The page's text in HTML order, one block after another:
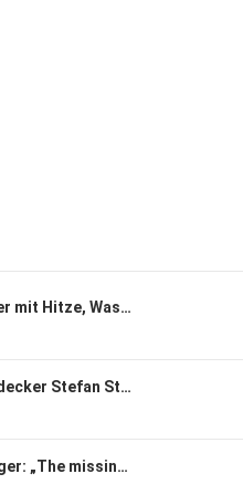
#357 Wie geht ein Bauer mit Hitze, Wassernot, Ernteausfällen um?
#356 Greenpeace-Aufdecker Stefan Stadler über den burgenländischen Asbest-Skandal
#355 History. Karl Lueger: „The missing image“